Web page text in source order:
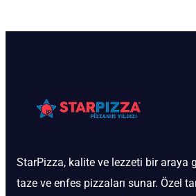
StarPizza, kalite ve lezzeti bir araya
taze ve enfes pizzaları sunar. Özel